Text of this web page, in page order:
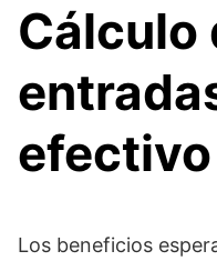
Cálculo
Los beneficios